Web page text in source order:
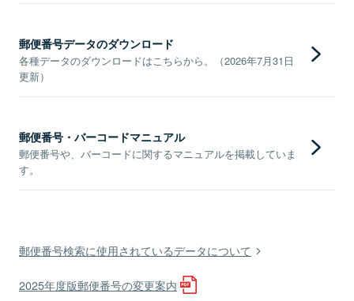
郵便番号データのダウンロード
各種データのダウンロードはこちらから。（2026年7月31日
更新）
郵便番号・バーコードマニュアル
郵便番号や、バーコードに関するマニュアルを掲載していま
す。
郵便番号検索に使用されているデータについて
2025年度版郵便番号の変更案内